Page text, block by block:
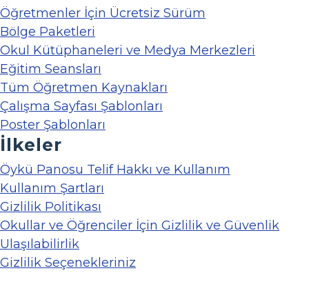
Öğretmenler İçin Ücretsiz Sürüm
Bölge Paketleri
Okul Kütüphaneleri ve Medya Merkezleri
Eğitim Seansları
Tüm Öğretmen Kaynakları
Çalışma Sayfası Şablonları
Poster Şablonları
İlkeler
Öykü Panosu Telif Hakkı ve Kullanım
Kullanım Şartları
Gizlilik Politikası
Okullar ve Öğrenciler İçin Gizlilik ve Güvenlik
Ulaşılabilirlik
Gizlilik Seçenekleriniz